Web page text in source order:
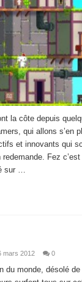
la côte depuis
qui allons s’en
et innovants qui
Fez
sur …
mars 2012 0
du monde, désolé